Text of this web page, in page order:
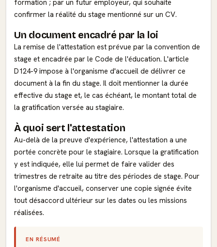
formation ; par un futur employeur, qui souhaite
confirmer la réalité du stage mentionné sur un CV.
Un document encadré par la loi
La remise de l'attestation est prévue par la convention de
stage et encadrée par le Code de l'éducation. L'article
D124-9 impose à l'organisme d'accueil de délivrer ce
document à la fin du stage. Il doit mentionner la durée
effective du stage et, le cas échéant, le montant total de
la gratification versée au stagiaire.
À quoi sert l'attestation
Au-delà de la preuve d'expérience, l'attestation a une
portée concrète pour le stagiaire. Lorsque la gratification
y est indiquée, elle lui permet de faire valider des
trimestres de retraite au titre des périodes de stage. Pour
l'organisme d'accueil, conserver une copie signée évite
tout désaccord ultérieur sur les dates ou les missions
réalisées.
EN RÉSUMÉ